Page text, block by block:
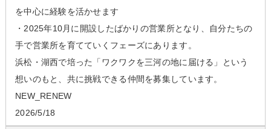
を中心に経験を活かせます
・2025年10月に開設したばかりの営業所となり、自分たちの
手で営業所を育てていくフェーズにあります。
浜松・湖西で培った「ワクワクを三河の地に届ける」という
想いのもと、共に挑戦できる仲間を募集しています。
NEW_RENEW
2026/5/18